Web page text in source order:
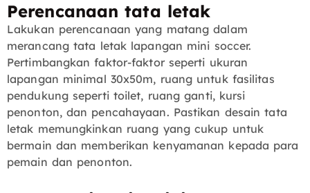
Perencanaan tata letak
Lakukan perencanaan yang matang dalam
merancang tata letak lapangan mini soccer.
Pertimbangkan faktor-faktor seperti ukuran
lapangan minimal 30x50m, ruang untuk fasilitas
pendukung seperti toilet, ruang ganti, kursi
penonton, dan pencahayaan. Pastikan desain tata
letak memungkinkan ruang yang cukup untuk
bermain dan memberikan kenyamanan kepada para
pemain dan penonton.